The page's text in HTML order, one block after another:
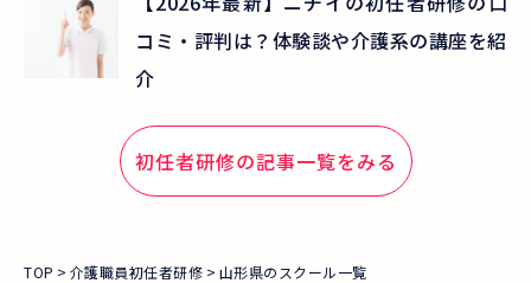
コミ・評判は？体験談や介護系の講座を紹
介
初任者研修の記事一覧をみる
TOP 介護職員初任者研修 山形県のスクール一覧